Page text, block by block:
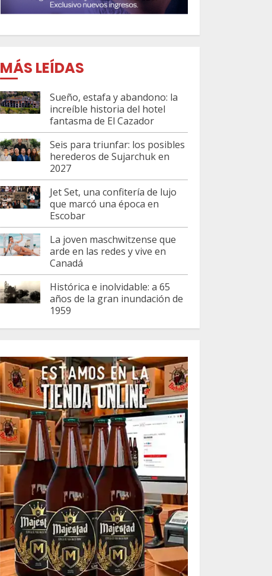
MÁS LEÍDAS
Sueño, estafa y abandono: la
increíble historia del hotel
fantasma de El Cazador
Seis para triunfar: los posibles
herederos de Sujarchuk en
2027
Jet Set, una confitería de lujo
que marcó una época en
Escobar
La joven maschwitzense que
arde en las redes y vive en
Canadá
Histórica e inolvidable: a 65
años de la gran inundación de
1959